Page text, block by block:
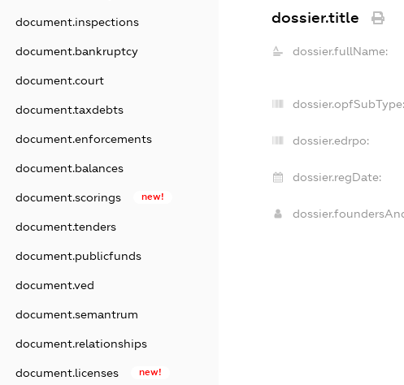
document.inspections
document.bankruptcy
document.court
document.taxdebts
document.enforcements
document.balances
document.scorings new!
document.tenders
document.publicfunds
document.ved
document.semantrum
document.relationships
document.licenses new!
dossier.title
dossier.fullName:
dossier.opfSubType:
dossier.edrpo:
dossier.regDate: